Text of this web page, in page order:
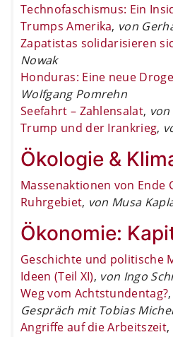
Technofaschismus: Ein
Trumps Amerika, von
Zapatistas solidarisieren
Nowak
Honduras: Eine neue
Wolfgang Pomrehn
Seefahrt – Zahlensalat,
Trump und der Irankrieg,
Ökologie &
Massenaktionen von Ende
Ruhrgebiet, von Musa
Ökonomie:
Geschichte und politische
Ideen (Teil XI), von Ingo
Weg vom Achtstundentag?,
Gespräch mit Tobias
Angriffe auf die Arbeitszeit,